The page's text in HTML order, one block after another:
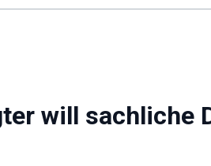
will sachliche